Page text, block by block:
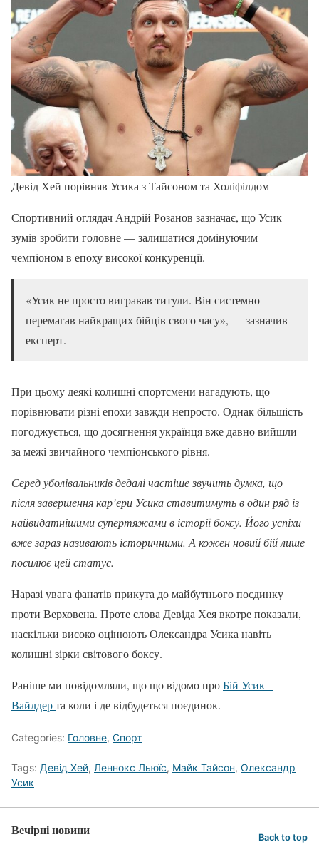
Девід Хей порівняв Усика з Тайсоном та Холіфілдом
Спортивний оглядач Андрій Розанов зазначає, що Усик
зумів зробити головне — залишатися домінуючим
чемпіоном в епоху високої конкуренції.
«Усик не просто вигравав титули. Він системно
перемагав найкращих бійців свого часу», — зазначив
експерт.
При цьому деякі колишні спортсмени нагадують, що
порівнювати різні епохи завжди непросто. Однак більшість
погоджується, що досягнення українця вже давно вийшли
за межі звичайного чемпіонського рівня.
Серед уболівальників дедалі частіше звучить думка, що
після завершення кар’єри Усика ставитимуть в один ряд із
найвидатнішими супертяжами в історії боксу. Його успіхи
вже зараз називають історичними. А кожен новий бій лише
посилює цей статус.
Наразі увага фанатів прикута до майбутнього поєдинку
проти Верховена. Проте слова Девіда Хея вкотре показали,
наскільки високо оцінюють Олександра Усика навіть
колишні зірки світового боксу.
Раніше ми повідомляли, що що відомо проБій Усик –
Вайлдерта коли і де відбудеться поєдинок.
Categories: Головне, Спорт
Tags: Девід Хей, Леннокс Льюїс, Майк Тайсон, Олександр
Усик
Вечірні новини Back to top